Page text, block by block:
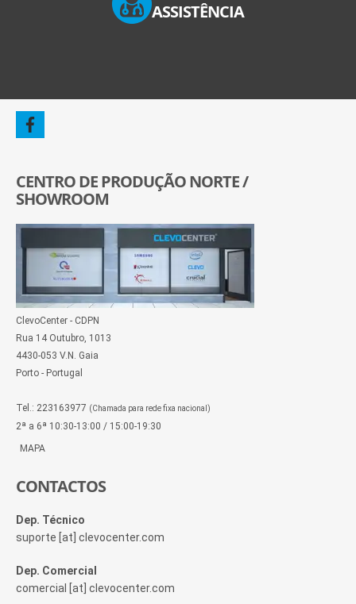
ASSISTÊNCIA
CENTRO DE PRODUÇÃO NORTE /
SHOWROOM
ClevoCenter - CDPN
Rua 14 Outubro, 1013
4430-053 V.N. Gaia
Porto - Portugal
Tel.: 223163977 (Chamada para rede fixa nacional)
2ª a 6ª 10:30-13:00 / 15:00-19:30
MAPA
CONTACTOS
Dep. Técnico
suporte [at] clevocenter.com
Dep. Comercial
comercial [at] clevocenter.com